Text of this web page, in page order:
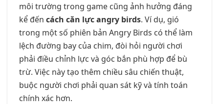
môi trường trong game cũng ảnh hưởng đáng
kể đến cách căn lực angry birds. Ví dụ, gió
trong một số phiên bản Angry Birds có thể làm
lệch đường bay của chim, đòi hỏi người chơi
phải điều chỉnh lực và góc bắn phù hợp để bù
trừ. Việc này tạo thêm chiều sâu chiến thuật,
buộc người chơi phải quan sát kỹ và tính toán
chính xác hơn.